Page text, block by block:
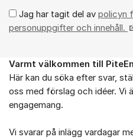
Jag har tagit del av policyn
personuppgifter och innehåll.
Om forumet
Varmt välkommen till
Här kan du söka efter svar,
oss med förslag och idéer. Vi
engagemang.
Vi svarar på inlägg vardagar